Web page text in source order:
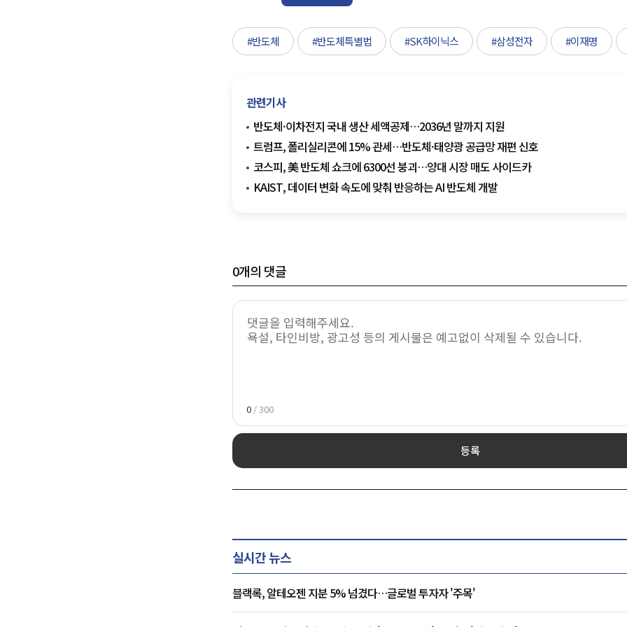
#반도체 #반도체특별법 #SK하이닉스 #삼성전자 #이재명
관련기사
반도체·이차전지 국내 생산 세액공제…2036년 말까지 지원
트럼프, 폴리실리콘에 15% 관세…반도체·태양광 공급망 재편 신호
코스피, 美 반도체 쇼크에 6300선 붕괴…양대 시장 매도 사이드카
KAIST, 데이터 변화 속도에 맞춰 반응하는 AI 반도체 개발
0개의 댓글
0 / 300
등록
실시간 뉴스
블랙록, 알테오젠 지분 5% 넘겼다…글로벌 투자자 '주목'